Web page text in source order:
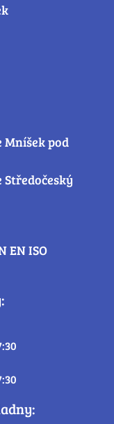
Mníšek pod
Středočeský
EN ISO